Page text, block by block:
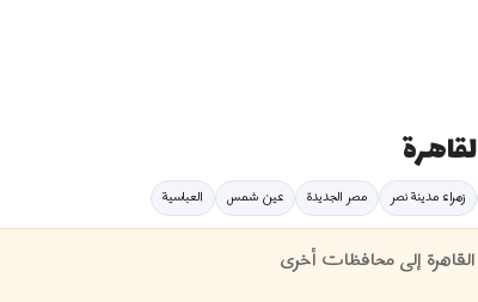
زهراء مدينة نصر مصر الجديدة عين شمس العباسية
إلى محافظات أخرى